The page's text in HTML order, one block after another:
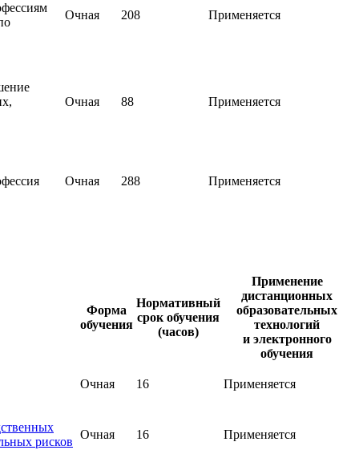
Очная 208 Применяется
Очная 88 Применяется
Очная 288 Применяется
Форма
обучения
Нормативный
срок обучения
(часов)
Применение
дистанционных
образовательных
технологий
и электронного
обучения
Очная 16 Применяется
рисков
Очная 16 Применяется